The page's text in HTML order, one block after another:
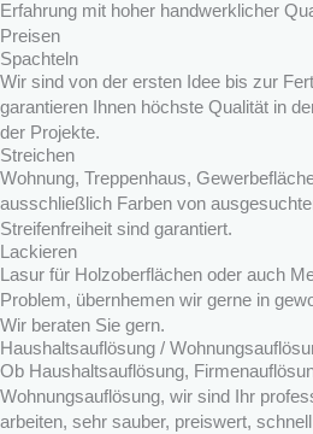
Erfahrung mit hoher handwerklicher
Preisen
Spachteln
Wir sind von der ersten Idee bis zur
garantieren Ihnen höchste Qualität in
der Projekte.
Streichen
Wohnung, Treppenhaus,
ausschließlich Farben von
Streifenfreiheit sind garantiert.
Lackieren
Lasur für Holzoberflächen oder auch
Problem, übernhemen wir gerne in
Wir beraten Sie gern.
Haushaltsauflösung /
Ob Haushaltsauflösung,
Wohnungsauflösung, wir sind Ihr
arbeiten, sehr sauber, preiswert,